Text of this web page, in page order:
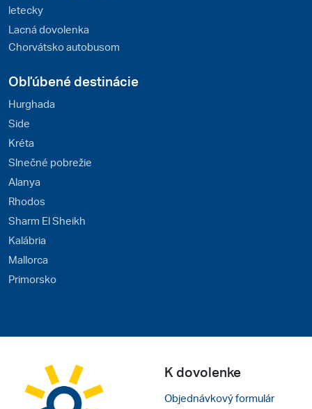
letecky
Lacná dovolenka
Chorvátsko autobusom
Obľúbené destinácie
Hurghada
Side
Kréta
Slnečné pobrežie
Alanya
Rhodos
Sharm El Sheikh
Kalábria
Mallorca
Primorsko
K dovolenke
Objednávkový formulár